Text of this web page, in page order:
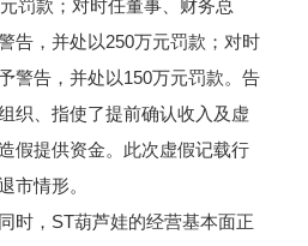
罚款；对时任董事、财务总
告，并处以250万元罚款；对时
警告，并处以150万元罚款。告
织、指使了提前确认收入及虚
假提供资金。此次虚假记载行
市情形。
时，ST葫芦娃的经营基本面正